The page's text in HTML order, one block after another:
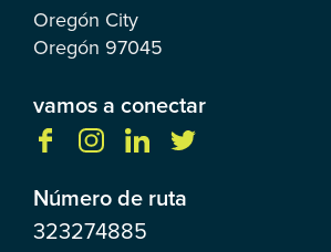
Oregón City
Oregón 97045
vamos a conectar
Número de ruta
323274885